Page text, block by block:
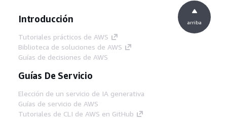
Introducción
Tutoriales prácticos de AWS
Biblioteca de soluciones de AWS
Guías de decisiones de AWS
Guías De Servicio
Elección de un servicio de IA generativa
Guías de servicio de AWS
Tutoriales de CLI de AWS en GitHub
arriba